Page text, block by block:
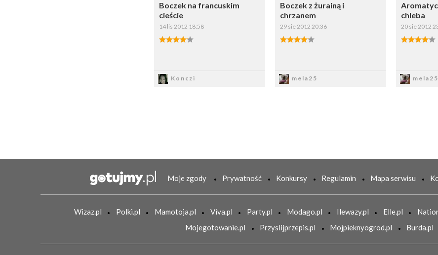
Boczek na francuskim
cieście
14 lis 2012 18:58
Konczi
Boczek z żurainą i
chrzanem
29 sie 2012 20:36
mela25
chleba
20 sie 2012
mela25
Moje zgody Prywatność Konkursy Regulamin Mapa serwisu
Wizaz.pl Polki.pl Mamotoja.pl Viva.pl Party.pl Modago.pl Ilewazy.pl Elle.pl
Mojegotowanie.pl
Przyslijprzepis.pl Mojpieknyogrod.pl Burda.pl